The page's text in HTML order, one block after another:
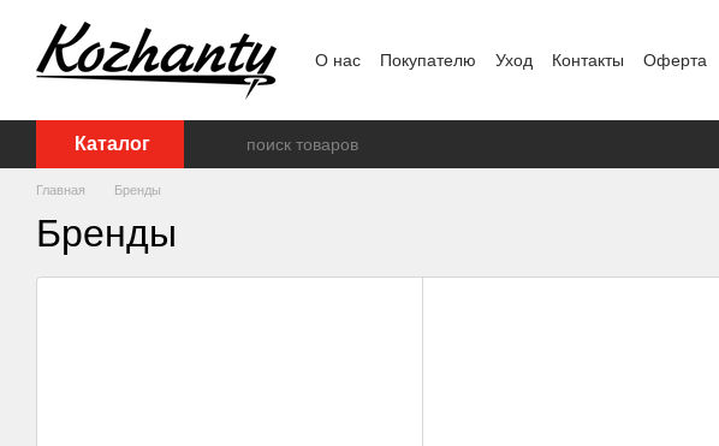
Перейти к основному контенту
О нас Покупателю Уход Контакты Оферта
Каталог
Главная Бренды
Бренды